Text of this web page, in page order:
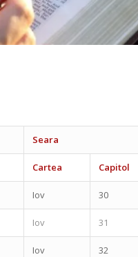
Seara
Cartea Capitol
Iov 30
Iov 31
Iov 32